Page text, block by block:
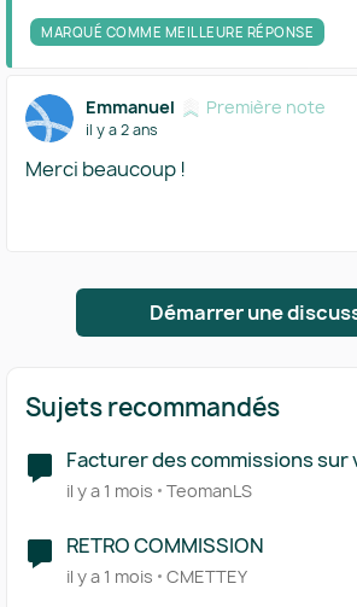
MARQUÉ COMME MEILLEURE RÉPONSE
Emmanuel Première note
il y a 2 ans
Merci beaucoup !
Démarrer une
Sujets recommandés
Facturer des commissions sur
il y a 1 mois TeomanLS
RETRO COMMISSION
il y a 1 mois CMETTEY